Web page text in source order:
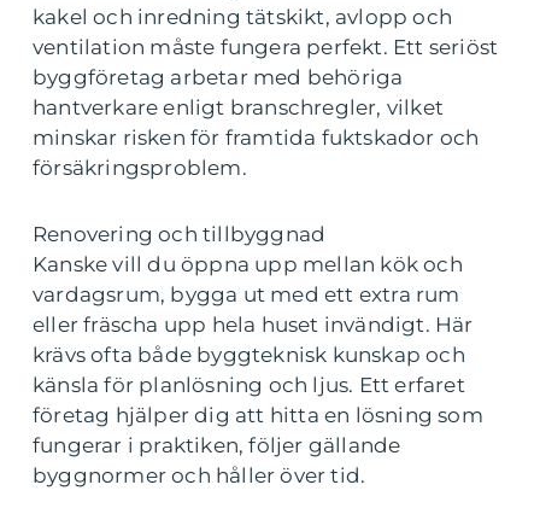
kakel och inredning tätskikt, avlopp och
ventilation måste fungera perfekt. Ett seriöst
byggföretag arbetar med behöriga
hantverkare enligt branschregler, vilket
minskar risken för framtida fuktskador och
försäkringsproblem.
Renovering och tillbyggnad
Kanske vill du öppna upp mellan kök och
vardagsrum, bygga ut med ett extra rum
eller fräscha upp hela huset invändigt. Här
krävs ofta både byggteknisk kunskap och
känsla för planlösning och ljus. Ett erfaret
företag hjälper dig att hitta en lösning som
fungerar i praktiken, följer gällande
byggnormer och håller över tid.